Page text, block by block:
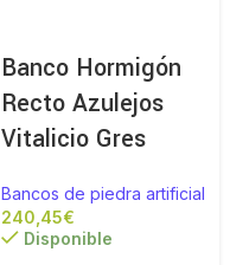
Banco Hormigón
Recto Azulejos
Vitalicio Gres
Bancos de piedra artificial
€
Disponible